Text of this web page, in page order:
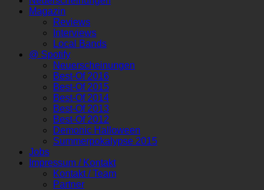
Magazin
Reviews
Interviews
Local Bands
@ Spotify
Neuerscheinungen
Best-Of 2016
Best-Of 2015
Best-Of 2014
Best-Of 2013
Best-Of 2012
Demonic Halloween
Summerpokalypse 2015
Jobs
Impressum / Kontakt
Kontakt / Team
Partner